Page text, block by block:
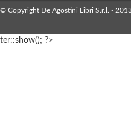
© Copyright De Agostini Libri S.r.l. -
ter::show(); ?>